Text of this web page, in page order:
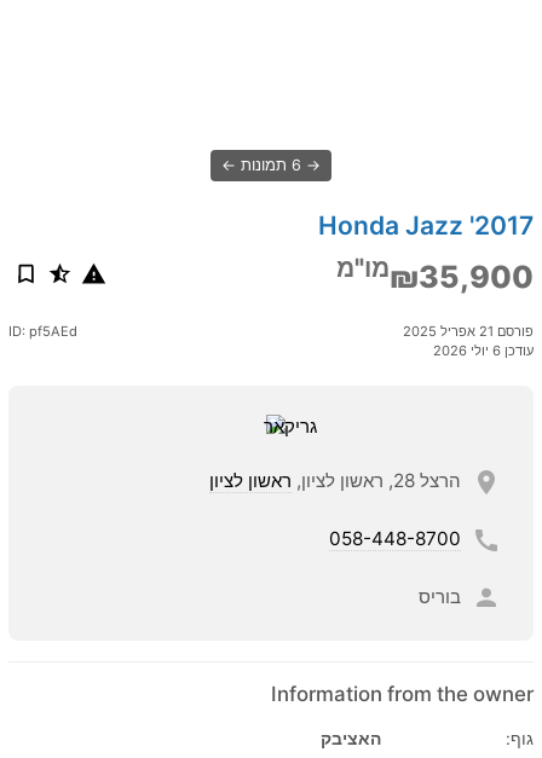
6 תמונות
2017' Honda Jazz
₪35,900מו"מ
פורסם 21 אפריל 2025
עודכן 6 יולי 2026
ID: pf5AEd
הרצל 28, ראשון לציון, ראשון לציון
058-448-8700
בוריס
Information from the owner
גוף:
האציבק